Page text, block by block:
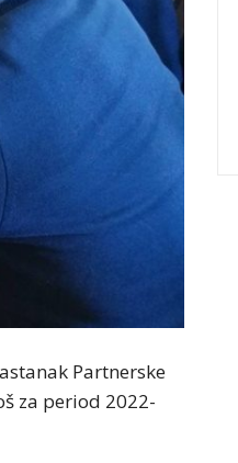
Partnerske
za period 2022-